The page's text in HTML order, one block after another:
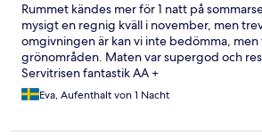
Rummet kändes mer för 1 natt på
mysigt en regnig kväll i november, men
omgivningen är kan vi inte bedömma,
grönområden. Maten var supergod och
Servitrisen fantastik AA +
Eva, Aufenthalt von 1 Nacht